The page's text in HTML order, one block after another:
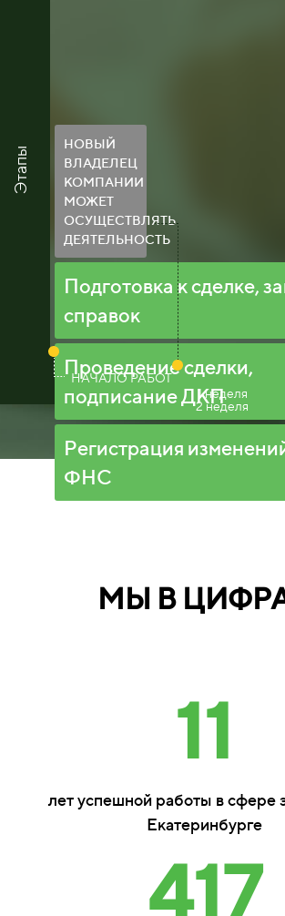
Этапы
НОВЫЙ
ВЛАДЕЛЕЦ
КОМПАНИИ
МОЖЕТ
ОСУЩЕСТВЛЯТЬ
ДЕЯТЕЛЬНОСТЬ
Подготовка к сделке,
справок
Проведение сделки,
подписание ДКП
Регистрация
ФНС
НАЧАЛО РАБОТ
1 неделя
2 неделя
МЫ В
11
лет успешной работы в сфере
Екатеринбурге
417